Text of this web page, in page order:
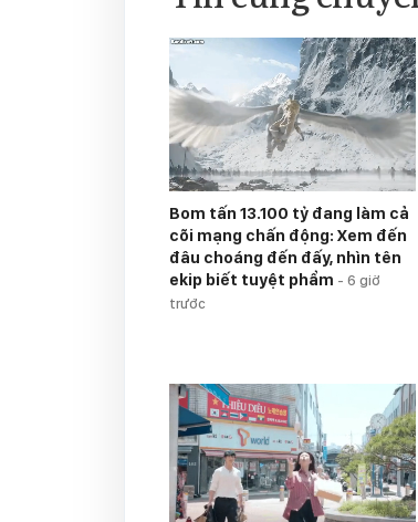
Bom tấn 13.100 tỷ đang làm cả
cõi mạng chấn động: Xem đến
đâu choáng đến đấy, nhìn tên
ekip biết tuyệt phẩm - 6 giờ
trước